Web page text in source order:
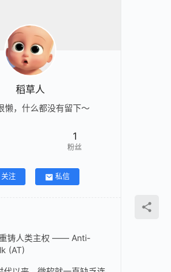
稻草人
懒，什么都没有留下～
1
粉丝
关注 私信
铸人类主权 —— Anti-
(AT)